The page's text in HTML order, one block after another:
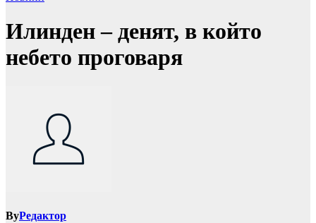
Илинден – денят, в който
небето проговаря
ByРедактор